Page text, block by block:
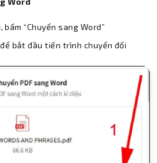
“Chuyển sang Word”
để bắt đầu tiến trình chuyển đổi